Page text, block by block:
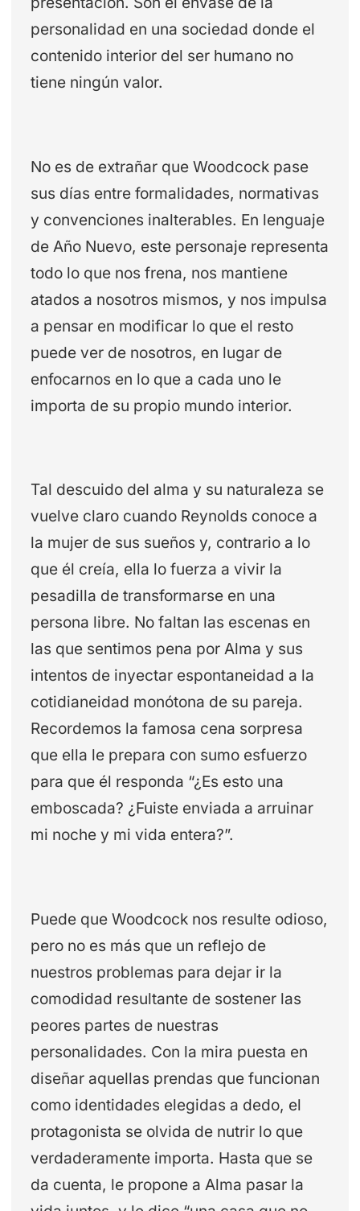
personalidad en una sociedad donde el
contenido interior del ser humano no
tiene ningún valor.
No es de extrañar que Woodcock pase
sus días entre formalidades, normativas
y convenciones inalterables. En lenguaje
de Año Nuevo, este personaje representa
todo lo que nos frena, nos mantiene
atados a nosotros mismos, y nos impulsa
a pensar en modificar lo que el resto
puede ver de nosotros, en lugar de
enfocarnos en lo que a cada uno le
importa de su propio mundo interior.
Tal descuido del alma y su naturaleza se
vuelve claro cuando Reynolds conoce a
la mujer de sus sueños y, contrario a lo
que él creía, ella lo fuerza a vivir la
pesadilla de transformarse en una
persona libre. No faltan las escenas en
las que sentimos pena por Alma y sus
intentos de inyectar espontaneidad a la
cotidianeidad monótona de su pareja.
Recordemos la famosa cena sorpresa
que ella le prepara con sumo esfuerzo
para que él responda “¿Es esto una
emboscada? ¿Fuiste enviada a arruinar
mi noche y mi vida entera?”.
Puede que Woodcock nos resulte odioso,
pero no es más que un reflejo de
nuestros problemas para dejar ir la
comodidad resultante de sostener las
peores partes de nuestras
personalidades. Con la mira puesta en
diseñar aquellas prendas que funcionan
como identidades elegidas a dedo, el
protagonista se olvida de nutrir lo que
verdaderamente importa. Hasta que se
da cuenta, le propone a Alma pasar la